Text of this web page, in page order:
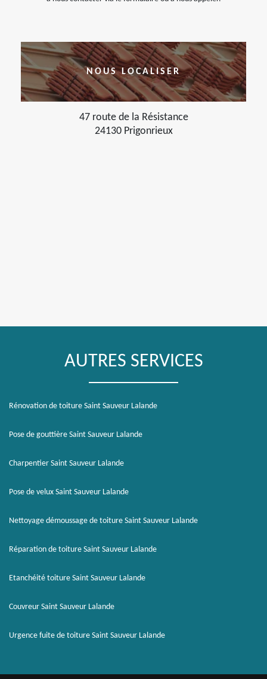
NOUS LOCALISER
47 route de la Résistance
24130 Prigonrieux
AUTRES SERVICES
Rénovation de toiture Saint Sauveur Lalande
Pose de gouttière Saint Sauveur Lalande
Charpentier Saint Sauveur Lalande
Pose de velux Saint Sauveur Lalande
Nettoyage démoussage de toiture Saint Sauveur Lalande
Réparation de toiture Saint Sauveur Lalande
Etanchéité toiture Saint Sauveur Lalande
Couvreur Saint Sauveur Lalande
Urgence fuite de toiture Saint Sauveur Lalande